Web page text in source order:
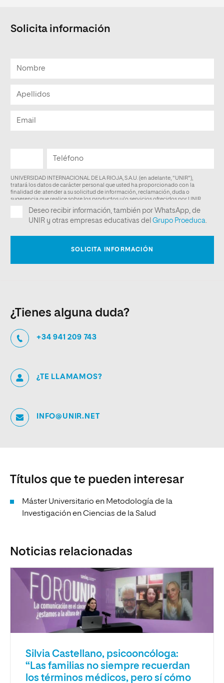
Solicita información
¿Tienes alguna duda?
+34 941 209 743
¿TE LLAMAMOS?
INFO@UNIR.NET
Títulos que te pueden interesar
Máster Universitario en Metodología de la
Investigación en Ciencias de la Salud
Noticias relacionadas
Silvia Castellano, psicooncóloga:
“Las familias no siempre recuerdan
los términos médicos, pero sí cómo